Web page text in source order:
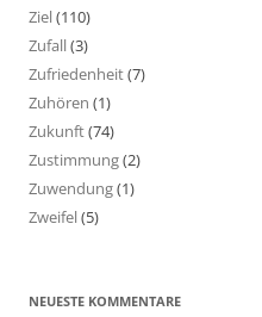
Ziel(110)
Zufall(3)
Zufriedenheit(7)
Zuhören (1)
Zukunft(74)
Zustimmung(2)
Zuwendung(1)
Zweifel(5)
NEUESTE KOMMENTARE